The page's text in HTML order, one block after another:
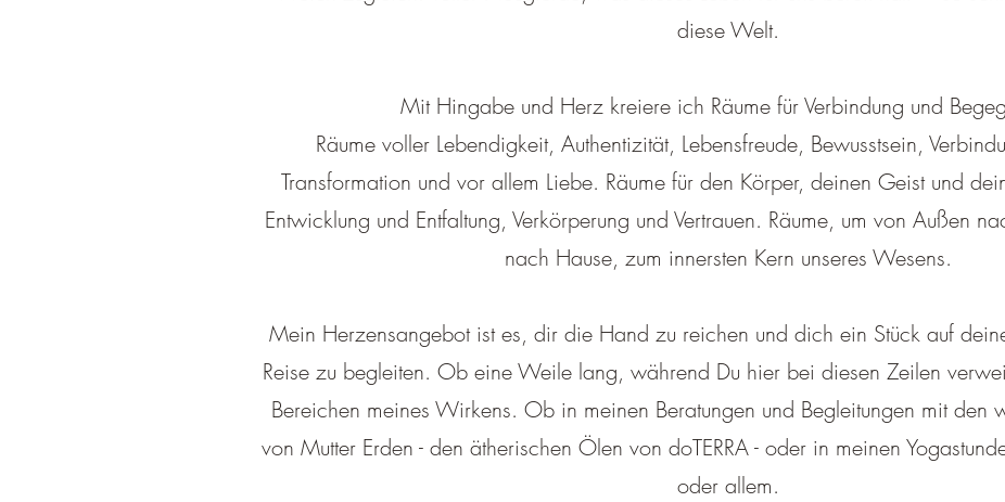
diese Welt.
Mit Hingabe und Herz kreiere ich Räume für Verbindung und
Räume voller Lebendigkeit, Authentizität, Lebensfreude, Bewusstsein,
Transformation und vor allem Liebe. Räume für den Körper, deinen Geist und
Entwicklung und Entfaltung, Verkörperung und Vertrauen. Räume, um von Außen
nach Hause, zum innersten Kern unseres Wesens.
Mein Herzensangebot ist es, dir die Hand zu reichen und dich ein Stück auf
Reise zu begleiten. Ob eine Weile lang, während Du hier bei diesen Zeilen
Bereichen meines Wirkens. Ob in meinen Beratungen und Begleitungen mit den
von Mutter Erden - den ätherischen Ölen von doTERRA - oder in meinen
oder allem.